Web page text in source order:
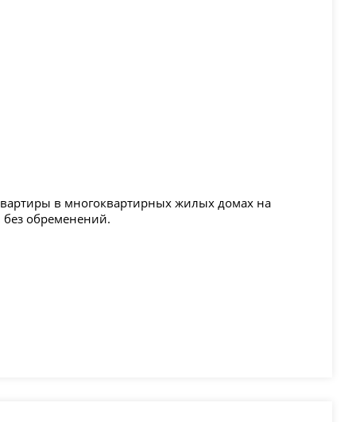
в многоквартирных жилых домах на
обременений.